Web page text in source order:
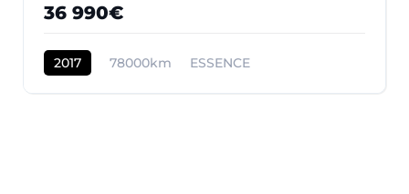
36 990€
2017 78000km ESSENCE